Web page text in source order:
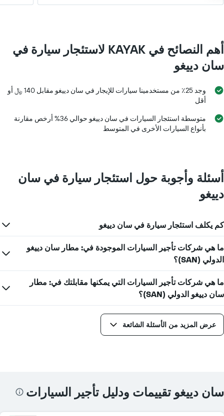
أهم النصائح في KAYAK لاستئجار سيارة في
سان دييغو
وجد 25٪ من مستخدمينا سيارات للإيجار في سان دييغو مقابل 140 ﷼ أو
أقل
متوسطة استئجار السيارات في سان دييغو حوالي 36% أرخص مقارنة
بأنواع السيارات الأخرى في المتوسط
أسئلة وأجوبة حول استئجار سيارة في سان
دييغو
كم يكلف استئجار سيارة في سان دييغو
ما هي شركات تأجير السيارات الموجودة في: مطار سان دييغو
الدولي (SAN)؟
ما هي شركات تأجير السيارات التي يمكنها مقابلتك في: مطار
سان دييغو الدولي (SAN)؟
عرض المزيد من الأسئلة الشائعة
سان دييغو تقييمات ودليل تأجير السيارات